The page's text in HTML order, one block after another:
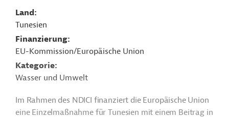
Land
Tunesien
Finanzierung
EU-Kommission/Europäische Union
Kategorie
Wasser und Umwelt
Im Rahmen des NDICI finanziert die Europäische Union
eine Einzelmaßnahme für Tunesien mit einem Beitrag in